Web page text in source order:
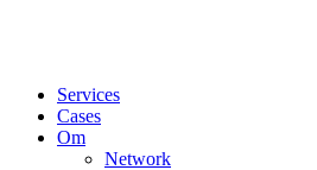
Services
Cases
Om
Network